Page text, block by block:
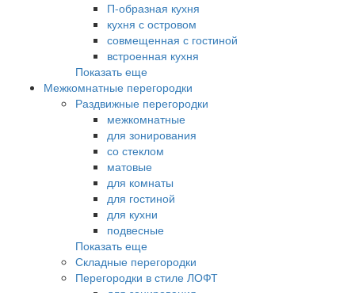
П-образная кухня
кухня с островом
совмещенная с гостиной
встроенная кухня
Показать еще
Межкомнатные перегородки
Раздвижные перегородки
межкомнатные
для зонирования
со стеклом
матовые
для комнаты
для гостиной
для кухни
подвесные
Показать еще
Складные перегородки
Перегородки в стиле ЛОФТ